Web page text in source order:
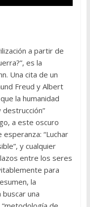
a partir de
es la
Una cita de un
Freud y Albert
la humanidad
a este oscuro
“Luchar
y cualquier
entre los seres
para
la
una